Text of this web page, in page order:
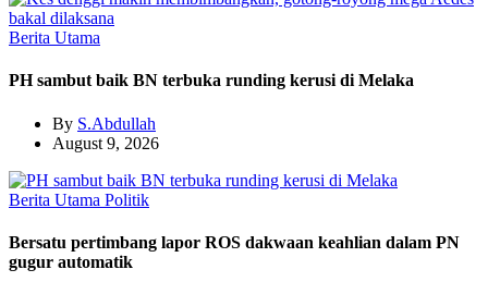
Berita Utama
PH sambut baik BN terbuka runding kerusi di Melaka
By S.Abdullah
August 9, 2026
Berita Utama Politik
Bersatu pertimbang lapor ROS dakwaan keahlian dalam PN
gugur automatik